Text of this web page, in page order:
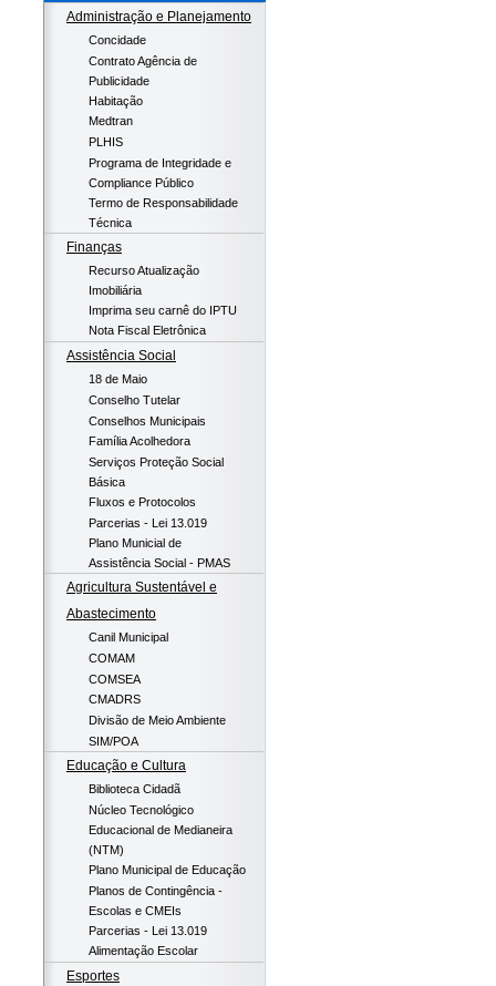
Administração e Planejamento
Concidade
Contrato Agência de
Publicidade
Habitação
Medtran
PLHIS
Programa de Integridade e
Compliance Público
Termo de Responsabilidade
Técnica
Finanças
Recurso Atualização
Imobiliária
Imprima seu carnê do IPTU
Nota Fiscal Eletrônica
Assistência Social
18 de Maio
Conselho Tutelar
Conselhos Municipais
Família Acolhedora
Serviços Proteção Social
Básica
Fluxos e Protocolos
Parcerias - Lei 13.019
Plano Municial de
Assistência Social - PMAS
Agricultura Sustentável e
Abastecimento
Canil Municipal
COMAM
COMSEA
CMADRS
Divisão de Meio Ambiente
SIM/POA
Educação e Cultura
Biblioteca Cidadã
Núcleo Tecnológico
Educacional de Medianeira
(NTM)
Plano Municipal de Educação
Planos de Contingência -
Escolas e CMEIs
Parcerias - Lei 13.019
Alimentação Escolar
Esportes